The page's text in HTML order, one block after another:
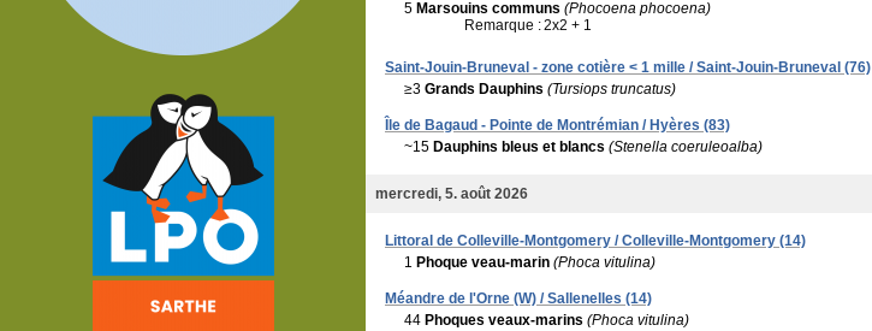
5 Marsouins communs (Phocoena phocoena)
Remarque :2x2 + 1
Saint-Jouin-Bruneval - zone cotière < 1 mille / Saint-Jouin-Bruneval (76)
≥3 Grands Dauphins (Tursiops truncatus)
Île de Bagaud - Pointe de Montrémian / Hyères (83)
~15 Dauphins bleus et blancs (Stenella coeruleoalba)
mercredi, 5. août 2026
Littoral de Colleville-Montgomery / Colleville-Montgomery (14)
1 Phoque veau-marin (Phoca vitulina)
Méandre de l'Orne (W) / Sallenelles (14)
44 Phoques veaux-marins (Phoca vitulina)